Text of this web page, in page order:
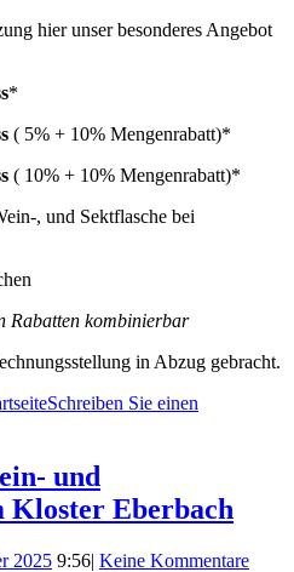
hier unser besonderes Angebot
*
( 5% + 10% Mengenrabatt)*
( 10% + 10% Mengenrabatt)*
, und Sektflasche bei
Rabatten kombinierbar
in Abzug gebracht.
Schreiben Sie einen
und
Kloster Eberbach
2025 9:56| Keine Kommentare